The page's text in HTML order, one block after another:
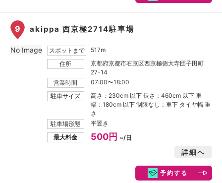
9 akippa 西京極2714駐車場
スポットまで
517m
住所
京都府京都市右京区西京極徳大寺団子田町
27-14
営業時間
07:00〜18:00
駐車サイズ
高さ：230cm 以下 長さ：460cm 以下 車
幅：180cm 以下 制限なし：車下 タイヤ幅 重
さ
駐車場形態
平置き
最大料金
500円 ~/日
詳細へ
予約する
No Image